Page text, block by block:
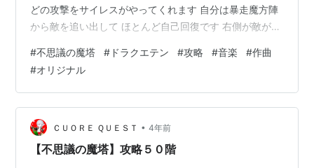
どの攻撃をサイレスがやってくれます 自分は暴走魔方陣
から敵を追い出して ほとんど自己回復です 右側が敵が作
した 強かったです キャラが多い人は何回かやります ↓を
押すと音楽が流れると思います big-up.style にほんブロ
グ村
#不思議の魔塔 # ドラクエテン #攻略 #音楽 #作曲
#オリジナル
ＣＵＯＲＥ ＱＵＥＳＴ • 4年前
【不思議の魔塔】攻略５０階